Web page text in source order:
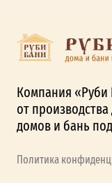
Компания
от
домов и бань
Политика